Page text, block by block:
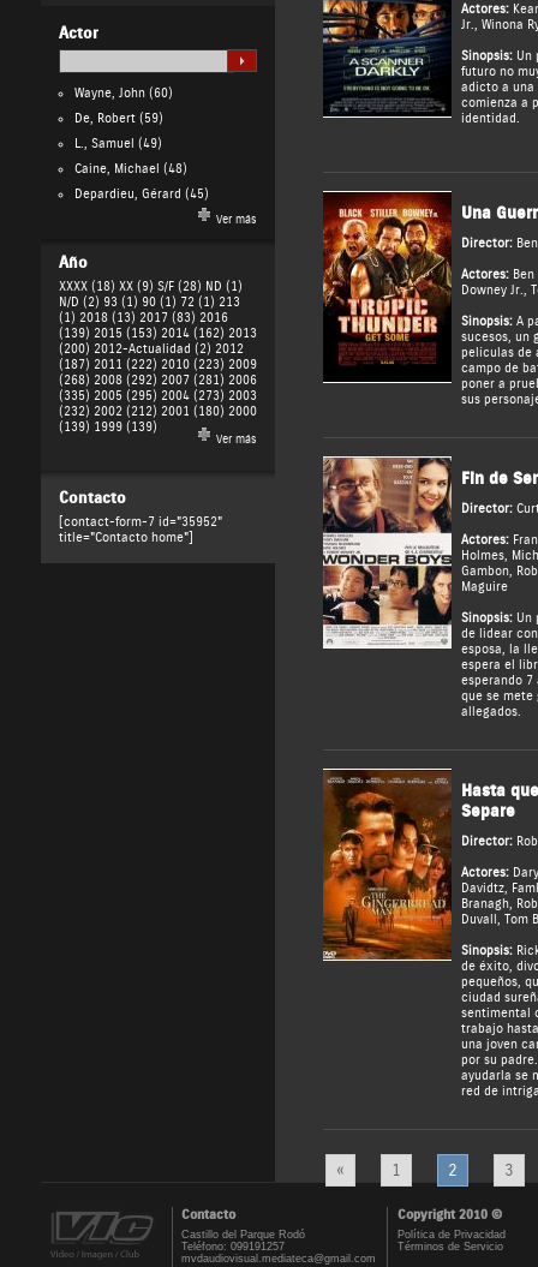
Actor
Wayne, John(60)
De, Robert(59)
L., Samuel (49)
Caine, Michael (48)
Depardieu, Gérard (45)
Ver más
Año
XXXX (18) XX (9) S/F (28) ND (1)
N/D (2) 93 (1) 90 (1) 72 (1) 213
(1) 2018 (13) 2017 (83) 2016
(139) 2015 (153) 2014 (162) 2013
(200) 2012-Actualidad (2) 2012
(187) 2011 (222) 2010 (223) 2009
(268) 2008 (292) 2007 (281) 2006
(335) 2005 (295) 2004 (273) 2003
(232) 2002 (212) 2001 (180) 2000
(139) 1999 (139)
Ver más
Contacto
[contact-form-7 id="35952"
title="Contacto home"]
Actores:
Jr., Winona
Sinopsis:Un
futuro no
adicto a una
comienza a
identidad.
Una
Director:
Actores:
Downey Jr.,
Sinopsis:A
sucesos, un
películas de
campo de
poner a
sus
Fin de
Director:
Actores:
Holmes,
Gambon,
Maguire
Sinopsis:Un
de lidear
esposa, la
espera el
esperando 7
que se mete
allegados.
Hasta
Separe
Director:
Actores:
Davidtz,
Branagh,
Duvall , Tom
Sinopsis:
de éxito,
pequeños,
ciudad
sentimental
trabajo
una joven
por su
ayudarla se
red de
« 1 2 3
Contacto Copyright 2010 ©
Castillo del Parque Rodó
Teléfono: 099191257
mvdaudiovisual.mediateca@gmail.com
Política de Privacidad
Términos de Servicio